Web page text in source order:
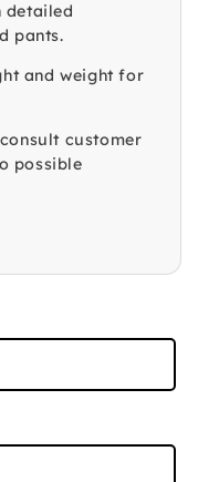
detailed
pants.
and weight for
customer
possible